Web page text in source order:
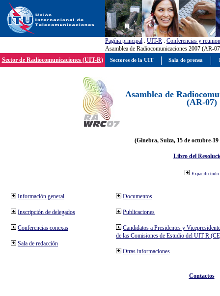
Pagína principal : UIT-R : Conferencias y
Asamblea de Radiocomunicaciones 2007 (AR-
Sector de Radiocomunicaciones (UIT-R)
Asamblea de
(AR-07)
(Ginebra, Suiza, 15 de octubre-19
Libro del
Expandir todo
Información general
Inscripción de delegados
Conferencias conexas
Sala de redacción
Documentos
Publicaciones
Candidatos a Presidentes y
de las Comisiones de Estudio del UIT R
Otras informaciones
Contactos
Sectores de la UIT Sala de prensa